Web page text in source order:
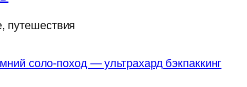
путешествия
соло-поход — ультрахард бэкпаккинг